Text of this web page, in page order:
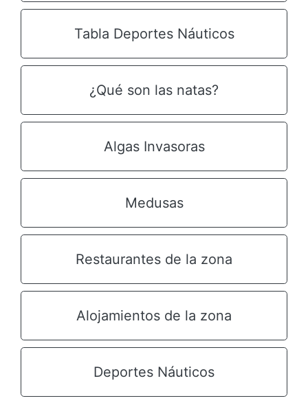
Tabla Deportes Náuticos
¿Qué son las natas?
Algas Invasoras
Medusas
Restaurantes de la zona
Alojamientos de la zona
Deportes Náuticos